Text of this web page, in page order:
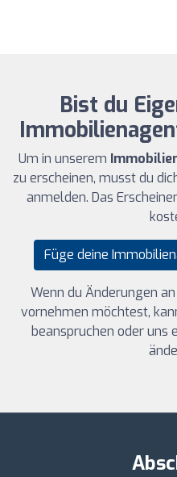
Bist du
Um in unserem
zu erscheinen, musst du
anmelden. Das
Füge deine
Wenn du Änderungen
vornehmen möchtest,
beanspruchen oder uns